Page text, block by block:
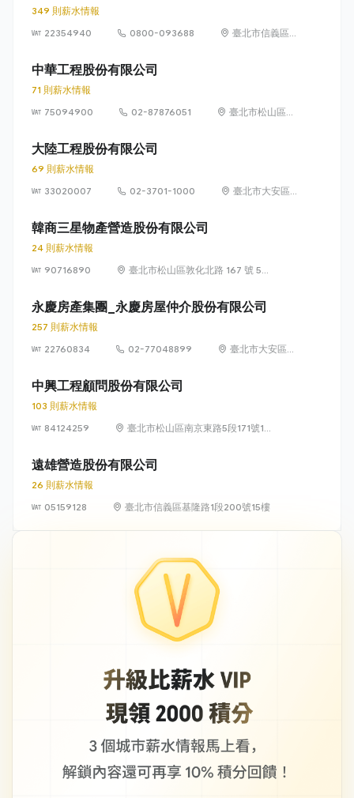
349 則薪水情報
22354940
0800-093688
臺北市信義區
中華工程股份有限公司
71 則薪水情報
75094900
02-87876051
臺北市松山區東
大陸工程股份有限公司
69 則薪水情報
33020007
02-3701-1000
臺北市大安區
韓商三星物產營造股份有限公司
24 則薪水情報
90716890
臺北市松山區敦化北路 167 號 5
永慶房產集團_永慶房屋仲介股份有限公司
257 則薪水情報
22760834
02-77048899
臺北市大安區敦
中興工程顧問股份有限公司
103 則薪水情報
84124259
臺北市松山區南京東路5段171號14
遠雄營造股份有限公司
26 則薪水情報
05159128
臺北市信義區基隆路1段200號15樓